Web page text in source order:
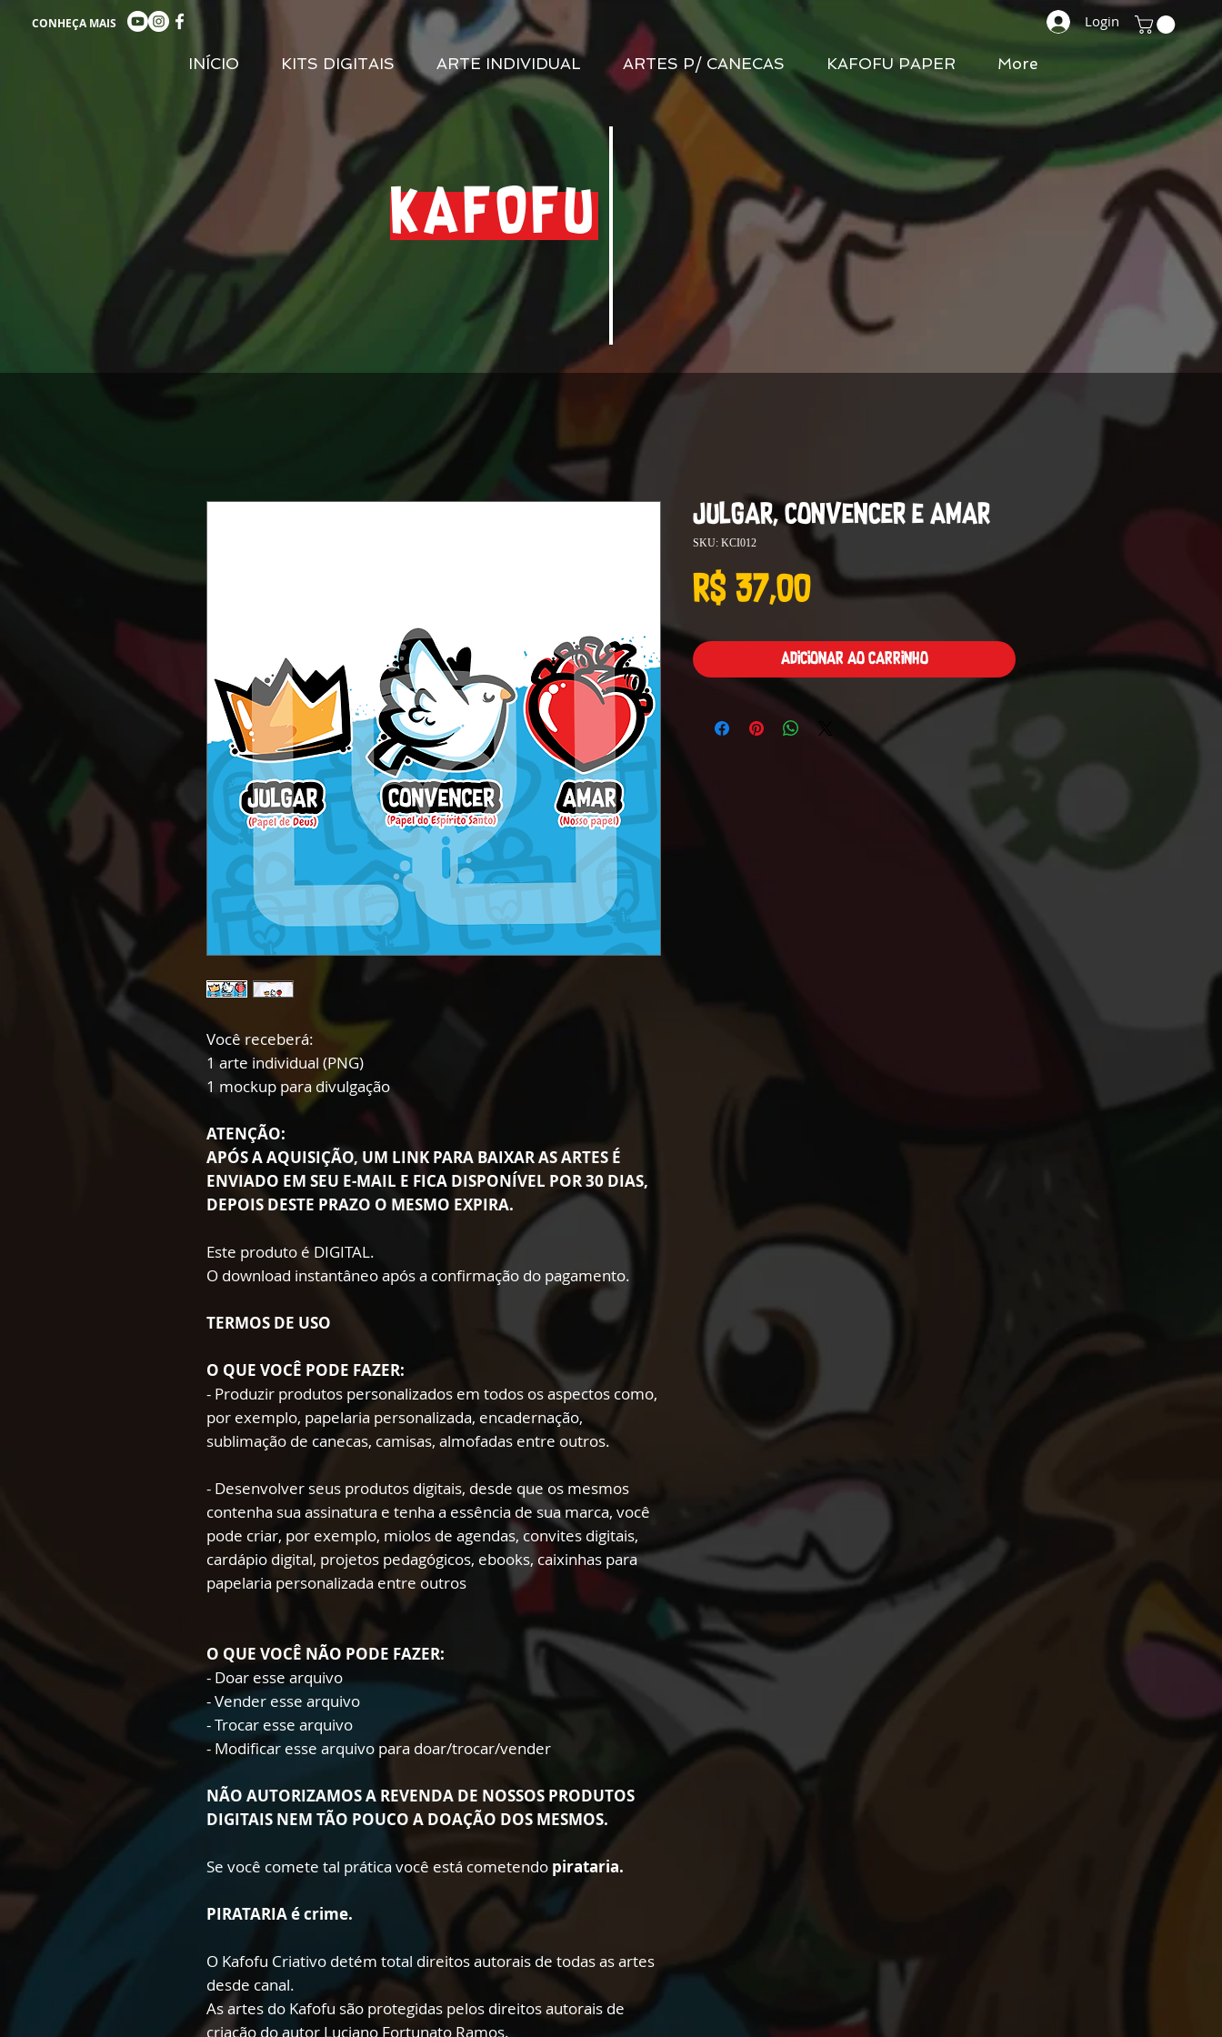
CONHEÇA MAIS Login
INÍCIO KITS DIGITAIS ARTE INDIVIDUAL ARTES P/ CANECAS KAFOFU PAPER More
KAFOFU
Você receberá:
1 arte individual (PNG)
1 mockup para divulgação
ATENÇÃO:
APÓS A AQUISIÇÃO, UM LINK PARA BAIXAR AS ARTES É
ENVIADO EM SEU E-MAIL E FICA DISPONÍVEL POR 30 DIAS,
DEPOIS DESTE PRAZO O MESMO EXPIRA.
Este produto é DIGITAL.
O download instantâneo após a confirmação do pagamento.
TERMOS DE USO
O QUE VOCÊ PODE FAZER:
- Produzir produtos personalizados em todos os aspectos como,
por exemplo, papelaria personalizada, encadernação,
sublimação de canecas, camisas, almofadas entre outros.
- Desenvolver seus produtos digitais, desde que os mesmos
contenha sua assinatura e tenha a essência de sua marca, você
pode criar, por exemplo, miolos de agendas, convites digitais,
cardápio digital, projetos pedagógicos, ebooks, caixinhas para
papelaria personalizada entre outros
O QUE VOCÊ NÃO PODE FAZER:
- Doar esse arquivo
- Vender esse arquivo
- Trocar esse arquivo
- Modificar esse arquivo para doar/trocar/vender
NÃO AUTORIZAMOS A REVENDA DE NOSSOS PRODUTOS
DIGITAIS NEM TÃO POUCO A DOAÇÃO DOS MESMOS.
Se você comete tal prática você está cometendo pirataria.
PIRATARIA é crime.
O Kafofu Criativo detém total direitos autorais de todas as artes
desde canal.
As artes do Kafofu são protegidas pelos direitos autorais de
criação do autor Luciano Fortunato Ramos.
Julgar, Convencer e Amar
SKU: KCI012
R$ 37,00Preço
Adicionar ao carrinho